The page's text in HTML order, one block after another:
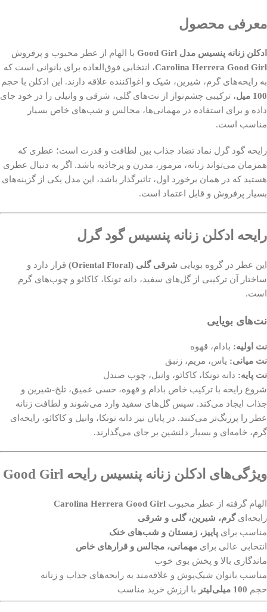
معرفی محصول
ادکلن زنانه پنسیس مدل Good Girl
با الهام از عطر محبوب و پرفروش
Carolina Herrera Good Girl، انتخابی فوق‌العاده برای بانوانی است که
به رایحه‌های گرم، شیرین، شیک و اغواکننده علاقه دارند. این ادکلن با حجم
100 میل
، ترکیبی چشم‌نواز از نت‌های گلی، شرقی و وانیلی را در خود جای
داده و برای استفاده در مهمانی‌ها، مجالس و شب‌های خاص بسیار
مناسب است.
رایحه گود گرل نماد تضاد جذاب بین لطافت و قدرت است؛ عطری که
همزمان می‌تواند زنانه، مرموز، مدرن و پرجاذبه باشد. اگر به دنبال عطری
هستید که در همان برخورد اول، تاثیرگذار باشد، این مدل یکی از گزینه‌های
بسیار پرفروش و قابل اعتماد است.
رایحه ادکلن زنانه پنسیس گود گرل
این عطر در گروه بویایی شرقی گلی (Oriental Floral)
قرار دارد و
ساختار آن ترکیبی از گل‌های سفید، دانه تونکا، کاکائو و چوب‌های گرم
است.
نت‌های بویایی
نت اولیه: بادام، قهوه
نت میانی: یاس، مریم، زنبق
نت پایه: دانه تونکا، کاکائو، وانیل، چوب صندل
شروع رایحه با ترکیب خاص بادام و قهوه، حسی عمیق، تلخ-شیرین و
جذاب ایجاد می‌کند. سپس گل‌های سفید وارد می‌شوند و لطافت زنانه
عطر را پررنگ‌تر می‌کنند. در پایان نیز دانه تونکا، وانیل و کاکائو، رایحه‌ای
گرم، خامه‌ای و بسیار دلنشین بر جای می‌گذارند.
ویژگی‌های ادکلن زنانه پنسیس رایحه Good Girl
الهام گرفته از عطر محبوب Carolina Herrera Good Girl
رایحه‌ایگرم، شیرین، گلی و شرقی
مناسب برای پاییز، زمستان و شب‌های خنک
انتخابی عالی برای مهمانی، مجالس و قرارهای خاص
ماندگاری بالا و پخش بوی خوب
مناسب بانوان شیک‌پوش و علاقه‌مند به رایحه‌های جذاب و زنانه
حجم 100 میلی‌لیتر با ارزش خرید مناسب